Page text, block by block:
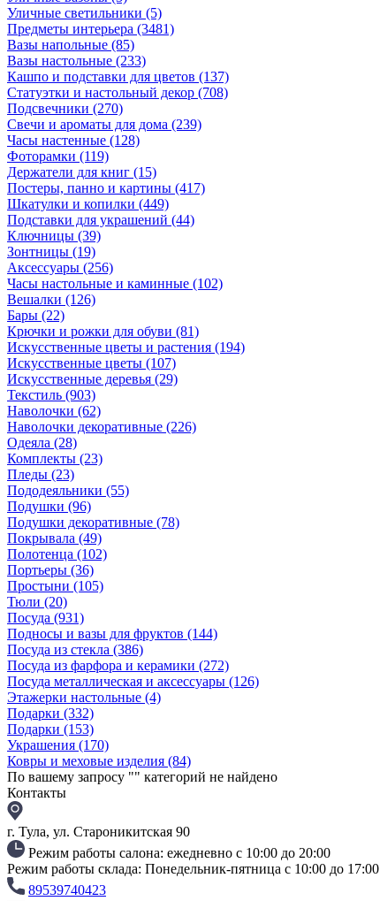
Уличные светильники (5)
Предметы интерьера (3481)
Вазы напольные (85)
Вазы настольные (233)
Кашпо и подставки для цветов (137)
Статуэтки и настольный декор (708)
Подсвечники (270)
Свечи и ароматы для дома (239)
Часы настенные (128)
Фоторамки (119)
Держатели для книг (15)
Постеры, панно и картины (417)
Шкатулки и копилки (449)
Подставки для украшений (44)
Ключницы (39)
Зонтницы (19)
Аксессуары (256)
Часы настольные и каминные (102)
Вешалки (126)
Бары (22)
Крючки и рожки для обуви (81)
Искусственные цветы и растения (194)
Искусственные цветы (107)
Искусcтвенные деревья (29)
Текстиль (903)
Наволочки (62)
Наволочки декоративные (226)
Одеяла (28)
Комплекты (23)
Пледы (23)
Пододеяльники (55)
Подушки (96)
Подушки декоративные (78)
Покрывала (49)
Полотенца (102)
Портьеры (36)
Простыни (105)
Тюли (20)
Посуда (931)
Подносы и вазы для фруктов (144)
Посуда из стекла (386)
Посуда из фарфора и керамики (272)
Посуда металлическая и аксессуары (126)
Этажерки настольные (4)
Подарки (332)
Подарки (153)
Украшения (170)
Ковры и меховые изделия (84)
По вашему запросу "" категорий не найдено
Контакты
г. Тула, ул. Староникитская 90
Режим работы салона: ежедневно с 10:00 до 20:00
Режим работы склада: Понедельник-пятница с 10:00 до 17:00
89539740423